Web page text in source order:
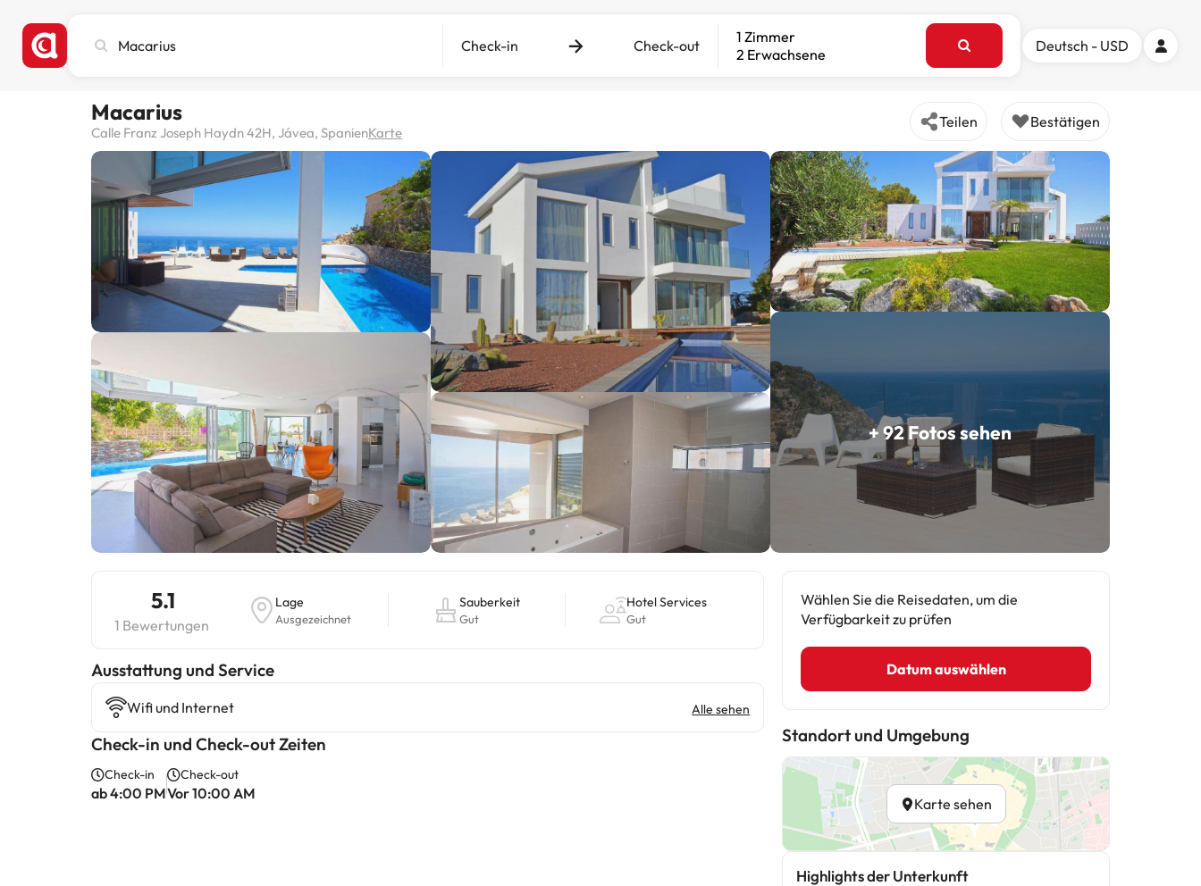
Hotel
eingeben
Check-in Check-out
1 Zimmer
2 Erwachsene
Deutsch - USD
Macarius
Calle Franz Joseph Haydn 42H, Jávea, SpanienKarte
Teilen Bestätigen
+ 92 Fotos sehen
5.1
1 Bewertungen
Lage
Ausgezeichnet
Sauberkeit
Gut
Hotel Services
Gut
​Ausstattung und Service
Wifi und Internet Alle sehen
Check-in und Check-out Zeiten
Check-in
ab 4:00 PM
Check-out
Vor 10:00 AM
Wählen Sie die Reisedaten, um die
Verfügbarkeit zu prüfen
Datum auswählen
Standort und Umgebung
Karte sehen
Highlights der Unterkunft